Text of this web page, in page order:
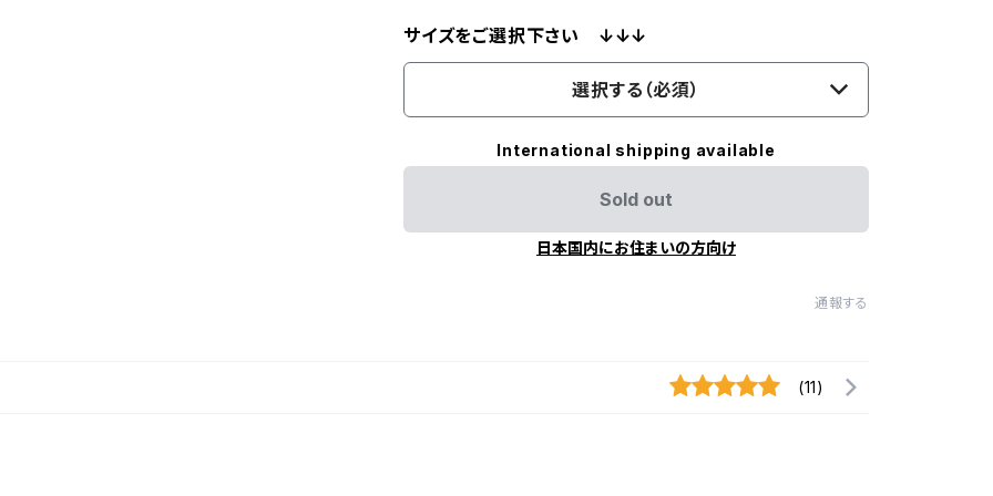
サイズをご選択下さい ↓↓↓
選択する（必須）
International shipping available
Sold out
日本国内にお住まいの方向け
通報する
(11)